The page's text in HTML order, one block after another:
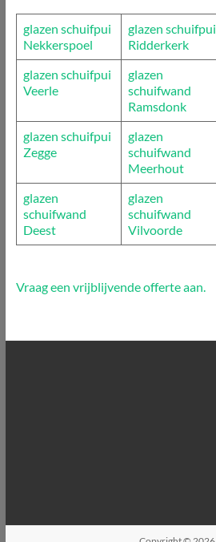
glazen schuifpui
Nekkerspoel
glazen schuifpui
Ridderkerk
glazen schuifpui
Veerle
glazen
schuifwand
Ramsdonk
glazen schuifpui
Zegge
glazen
schuifwand
Meerhout
glazen
schuifwand
Deest
glazen
schuifwand
Vilvoorde
Vraag een vrijblijvende offerte aan.